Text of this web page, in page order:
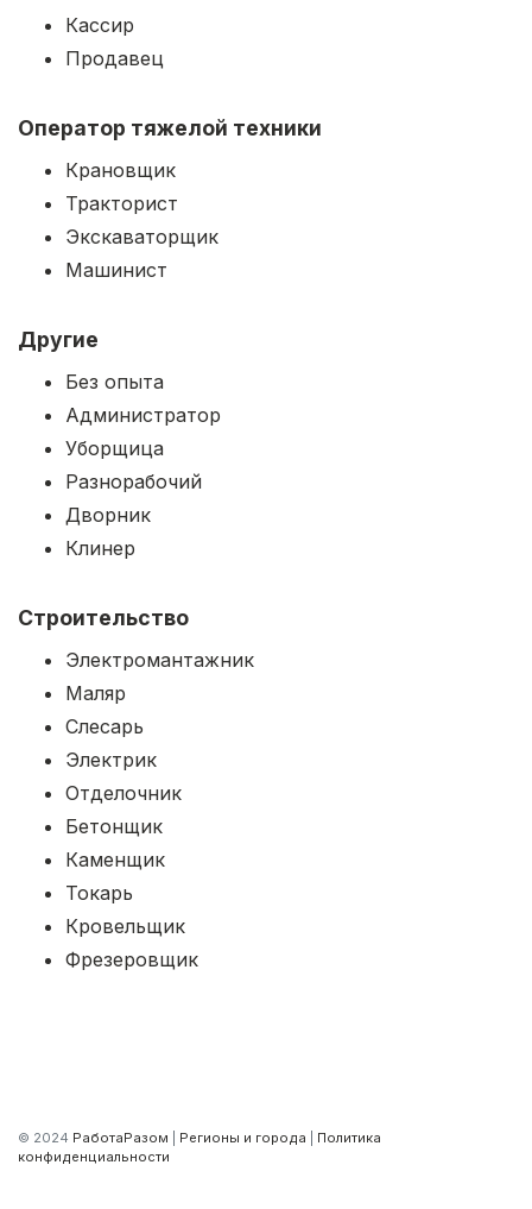
Кассир
Продавец
Оператор тяжелой техники
Крановщик
Тракторист
Экскаваторщик
Машинист
Другие
Без опыта
Администратор
Уборщица
Разнорабочий
Дворник
Клинер
Строительство
Электромантажник
Маляр
Слесарь
Электрик
Отделочник
Бетонщик
Каменщик
Токарь
Кровельщик
Фрезеровщик
© 2024 РаботаРазом Регионы и города
Политика
конфиденциальности